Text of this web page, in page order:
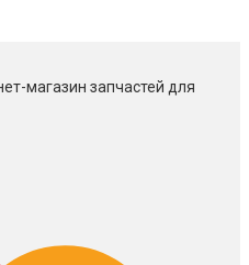
магазин запчастей для